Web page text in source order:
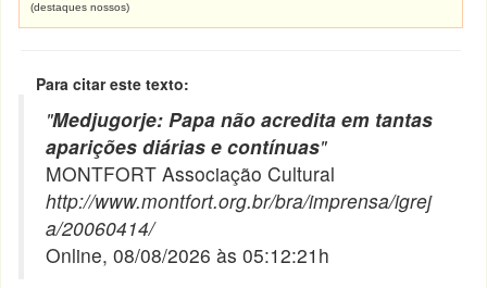
(destaques nossos)
Para citar este texto:
"Medjugorje: Papa não acredita em tantas
aparições diárias e contínuas"
MONTFORT Associação Cultural
http://www.montfort.org.br/bra/imprensa/igrej
a/20060414/
Online, 08/08/2026 às 05:12:21h